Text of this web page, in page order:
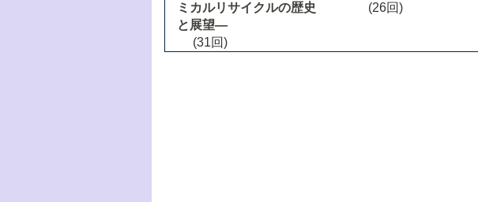
ミカルリサイクルの歴史
と展望―
(31回)
(26回)